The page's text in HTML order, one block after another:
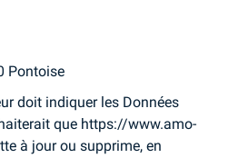
Pontoise
doit indiquer les Données
que https://www.amo-
à jour ou supprime, en